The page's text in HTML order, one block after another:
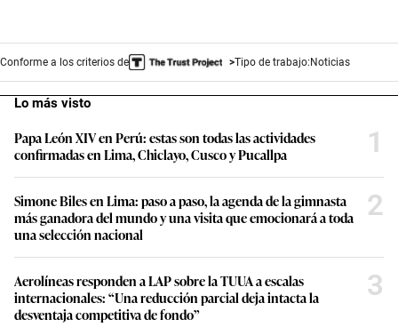
Conforme a los criterios de Tipo de trabajo:Noticias
Lo más visto
Papa León XIV en Perú: estas son todas las actividades
confirmadas en Lima, Chiclayo, Cusco y Pucallpa
1
Simone Biles en Lima: paso a paso, la agenda de la gimnasta
más ganadora del mundo y una visita que emocionará a toda
una selección nacional
2
Aerolíneas responden a LAP sobre la TUUA a escalas
internacionales: “Una reducción parcial deja intacta la
desventaja competitiva de fondo”
3